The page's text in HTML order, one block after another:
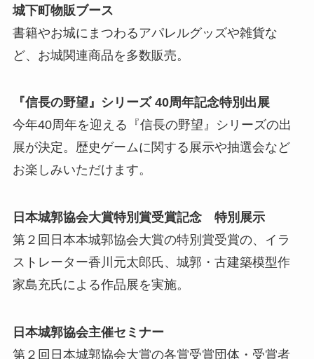
城下町物販ブース
書籍やお城にまつわるアパレルグッズや雑貨な
ど、お城関連商品を多数販売。
『信⾧の野望』シリーズ 40周年記念特別出展
今年40周年を迎える『信⾧の野望』シリーズの出
展が決定。歴史ゲームに関する展示や抽選会など
お楽しみいただけます。
日本城郭協会大賞特別賞受賞記念 特別展示
第２回日本本城郭協会大賞の特別賞受賞の、イラ
ストレーター香川元太郎氏、城郭・古建築模型作
家島充氏による作品展を実施。
日本城郭協会主催セミナー
第２回日本城郭協会大賞の各賞受賞団体・受賞者